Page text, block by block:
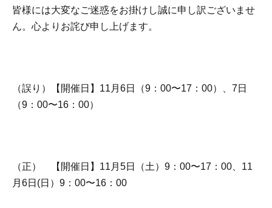
皆様には大変なご迷惑をお掛けし誠に申し訳ございませ
ん。心よりお詫び申し上げます。
（誤り）【開催日】11月6日（9：00〜17：00）、7日
（9：00〜16：00）
（正） 【開催日】11月5日（土）9：00〜17：00、11
月6日(日）9：00〜16：00